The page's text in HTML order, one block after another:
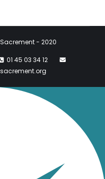
- 2020
01 45 03 34 12